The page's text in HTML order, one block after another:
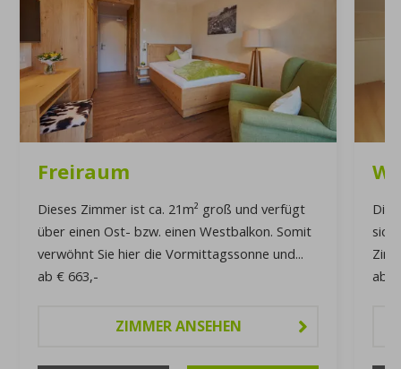
Freiraum
Dieses Zimmer ist ca. 21m² groß und verfügt
über einen Ost- bzw. einen Westbalkon. Somit
verwöhnt Sie hier die Vormittagssonne und...
ab € 663,-
ZIMMER ANSEHEN
sich
ab